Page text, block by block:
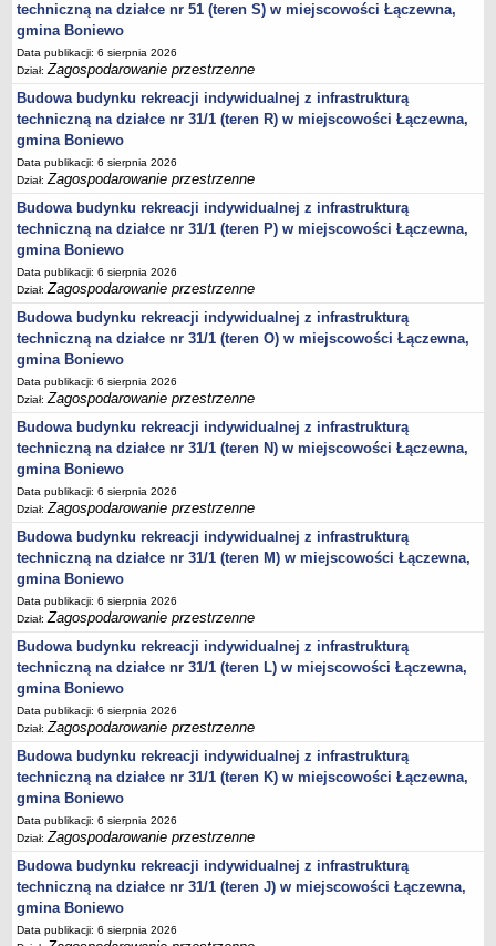
Oświadczenia majątkowe za 2025 rok
Kadencja 2024-2029
kadencja 2018-2023 - upływ kadencji rok 2024
oświadczenia mjątkowe Dyrektora Gminnej Biblioteki Publicznej
Objęcie funkcji Kierownika USC
Objęcie stanowiska Zastępcy Wójta Gminy
Oświadczenia majątkowe za 2023 rok
Oświadczenia majątkowe za 2022 rok
Oświadczenia majątkowe za 2021
Zakończenie pełnienia funkcji Dyrektora Zespołu Szkół w Boniewie
Objęcie funkcji Dyrektora Zespołu Szkół w Boniewie
Oświadczenia majątkowe za 2024 rok
Prezes SIM KZN KUJAWY
Kierownik Klubu Dziecięcego w Boniewie
KONTROLE
Zewnętrzne
JEDNO OKIENKO
WYBORY PREZYDENTA RZECZYPOSPOLITEJ POLSKIEJ 2025
WYBORY SAMORZĄDOWE 2024
WYBORY DO SEJMU I SENATU - 15 PAŹDZIERNIKA 2023 R.
Wybory uzupełniające do Senatu w dniu 21 lipca 2024 roku
REFERENDUM OGÓLNOKRAJOWE 2023
WYBORY PREZYDENTA RZECZYPOSPOLITEJ POLSKIEJ 2020
WYBORY DO SEJMU I SENATU RZECZPOSPOLITEJ POLSKIEJ 13 PAŹDZIERNIKA
2019 ROK
WYBORY SAMORZĄDOWE 2018
WYBORY DO PARLAMENTU EUROPEJSKIEGO 2019
REFERENDUM 2015
WYBORY PARLAMENTARNE 2015
WYBORY PREZYDENTA RZECZPOSPOLITEJ POLSKIEJ 2015
WYBORY SAMORZĄDOWE 2014
Wybory uzupełniające do Rady Gminy Boniewo 2017
techniczną na działce nr 51 (teren S) w miejscowości Łączewna,
gmina Boniewo
Data publikacji: 6 sierpnia 2026
Dział:Zagospodarowanie przestrzenne
Budowa budynku rekreacji indywidualnej z infrastrukturą
techniczną na działce nr 31/1 (teren R) w miejscowości Łączewna,
gmina Boniewo
Data publikacji: 6 sierpnia 2026
Dział:Zagospodarowanie przestrzenne
Budowa budynku rekreacji indywidualnej z infrastrukturą
techniczną na działce nr 31/1 (teren P) w miejscowości Łączewna,
gmina Boniewo
Data publikacji: 6 sierpnia 2026
Dział:Zagospodarowanie przestrzenne
Budowa budynku rekreacji indywidualnej z infrastrukturą
techniczną na działce nr 31/1 (teren O) w miejscowości Łączewna,
gmina Boniewo
Data publikacji: 6 sierpnia 2026
Dział:Zagospodarowanie przestrzenne
Budowa budynku rekreacji indywidualnej z infrastrukturą
techniczną na działce nr 31/1 (teren N) w miejscowości Łączewna,
gmina Boniewo
Data publikacji: 6 sierpnia 2026
Dział:Zagospodarowanie przestrzenne
Budowa budynku rekreacji indywidualnej z infrastrukturą
techniczną na działce nr 31/1 (teren M) w miejscowości Łączewna,
gmina Boniewo
Data publikacji: 6 sierpnia 2026
Dział:Zagospodarowanie przestrzenne
Budowa budynku rekreacji indywidualnej z infrastrukturą
techniczną na działce nr 31/1 (teren L) w miejscowości Łączewna,
gmina Boniewo
Data publikacji: 6 sierpnia 2026
Dział:Zagospodarowanie przestrzenne
Budowa budynku rekreacji indywidualnej z infrastrukturą
techniczną na działce nr 31/1 (teren K) w miejscowości Łączewna,
gmina Boniewo
Data publikacji: 6 sierpnia 2026
Dział:Zagospodarowanie przestrzenne
Budowa budynku rekreacji indywidualnej z infrastrukturą
techniczną na działce nr 31/1 (teren J) w miejscowości Łączewna,
gmina Boniewo
Data publikacji: 6 sierpnia 2026